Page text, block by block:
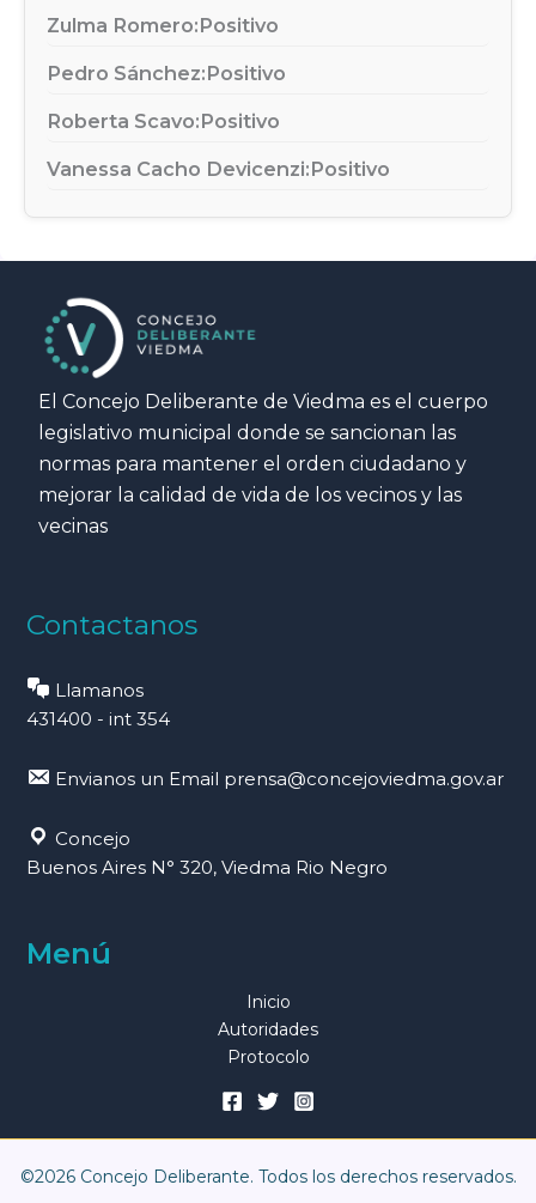
Zulma Romero:Positivo
Pedro Sánchez:Positivo
Roberta Scavo:Positivo
Vanessa Cacho Devicenzi:Positivo
El Concejo Deliberante de Viedma es el cuerpo
legislativo municipal donde se sancionan las
normas para mantener el orden ciudadano y
mejorar la calidad de vida de los vecinos y las
vecinas
Contactanos
Llamanos
431400 - int 354
Envianos un Email prensa@concejoviedma.gov.ar
Concejo
Buenos Aires N° 320, Viedma Rio Negro
Menú
Inicio
Autoridades
Protocolo
©2026 Concejo Deliberante. Todos los derechos reservados.